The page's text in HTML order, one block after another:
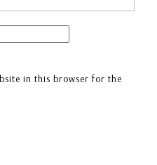
in this browser for the